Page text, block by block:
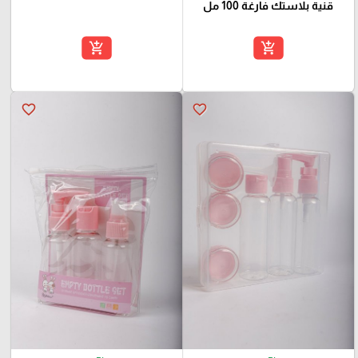
قنية بلاستك فارغة 100 مل
add_shopping_cart
add_shopping_cart
favorite_border
favorite_border